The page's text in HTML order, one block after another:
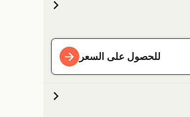
للحصول على السعر